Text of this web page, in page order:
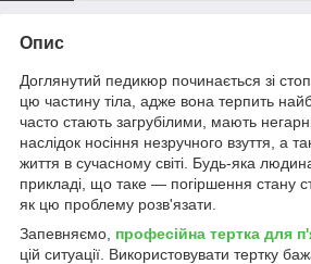
Опис
Доглянутий педикюр починається зі
цю частину тіла, адже вона терпить
часто стають загрубілими, мають
наслідок носіння незручного взуття, а
життя в сучасному світі. Будь-яка
прикладі, що таке — погіршення стану
як цю проблему розв'язати.
Запевняємо, професійна тертка для
цій ситуації. Використовувати тертку